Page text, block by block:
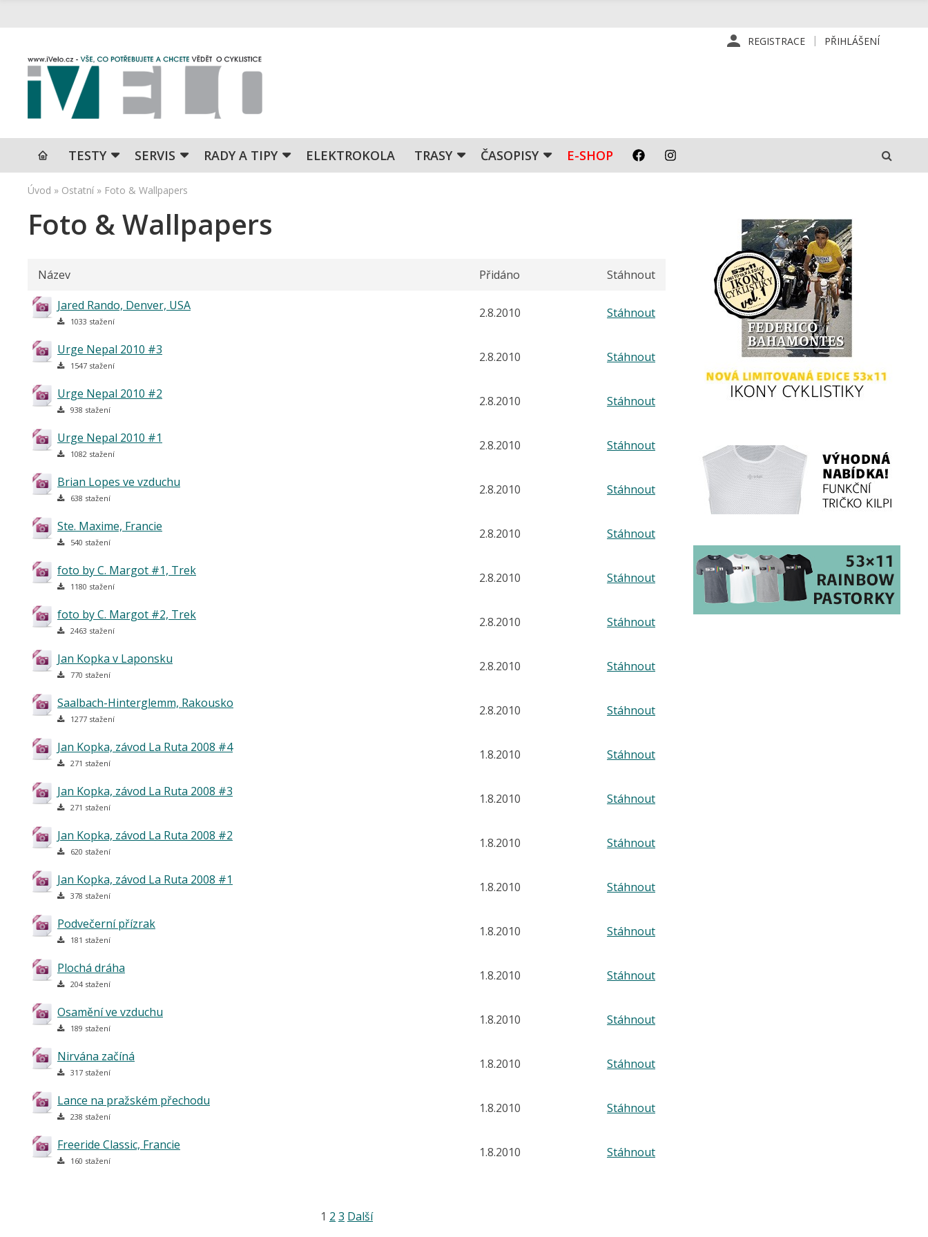
REGISTRACE PŘIHLÁŠENÍ
TESTY SERVIS RADY A TIPY ELEKTROKOLA TRASY ČASOPISY E-SHOP
Úvod » Ostatní » Foto & Wallpapers
Foto & Wallpapers
Název Přidáno
Stáhnout
Jared Rando, Denver, USA
1033 stažení
2.8.2010 Stáhnout
Urge Nepal 2010 #3
1547 stažení
2.8.2010 Stáhnout
Urge Nepal 2010 #2
938 stažení
2.8.2010 Stáhnout
Urge Nepal 2010 #1
1082 stažení
2.8.2010 Stáhnout
Brian Lopes ve vzduchu
638 stažení
2.8.2010 Stáhnout
Ste. Maxime, Francie
540 stažení
2.8.2010 Stáhnout
foto by C. Margot #1, Trek
1180 stažení
2.8.2010 Stáhnout
foto by C. Margot #2, Trek
2463 stažení
2.8.2010 Stáhnout
Jan Kopka v Laponsku
770 stažení
2.8.2010 Stáhnout
Saalbach-Hinterglemm, Rakousko
1277 stažení
2.8.2010 Stáhnout
Jan Kopka, závod La Ruta 2008 #4
271 stažení
1.8.2010 Stáhnout
Jan Kopka, závod La Ruta 2008 #3
271 stažení
1.8.2010 Stáhnout
Jan Kopka, závod La Ruta 2008 #2
620 stažení
1.8.2010 Stáhnout
Jan Kopka, závod La Ruta 2008 #1
378 stažení
1.8.2010 Stáhnout
Podvečerní přízrak
181 stažení
1.8.2010 Stáhnout
Plochá dráha
204 stažení
1.8.2010 Stáhnout
Osamění ve vzduchu
189 stažení
1.8.2010 Stáhnout
Nirvána začíná
317 stažení
1.8.2010 Stáhnout
Lance na pražském přechodu
238 stažení
1.8.2010 Stáhnout
Freeride Classic, Francie
160 stažení
1.8.2010 Stáhnout
1 2 3 Další